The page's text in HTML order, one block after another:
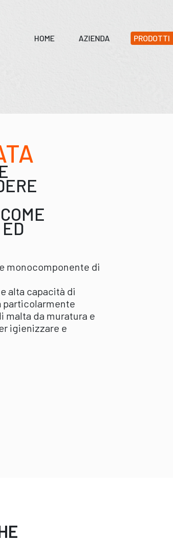
HOME AZIENDA PRODOTTI
monocomponente di
alta capacità di
particolarmente
malta da muratura e
igienizzare e